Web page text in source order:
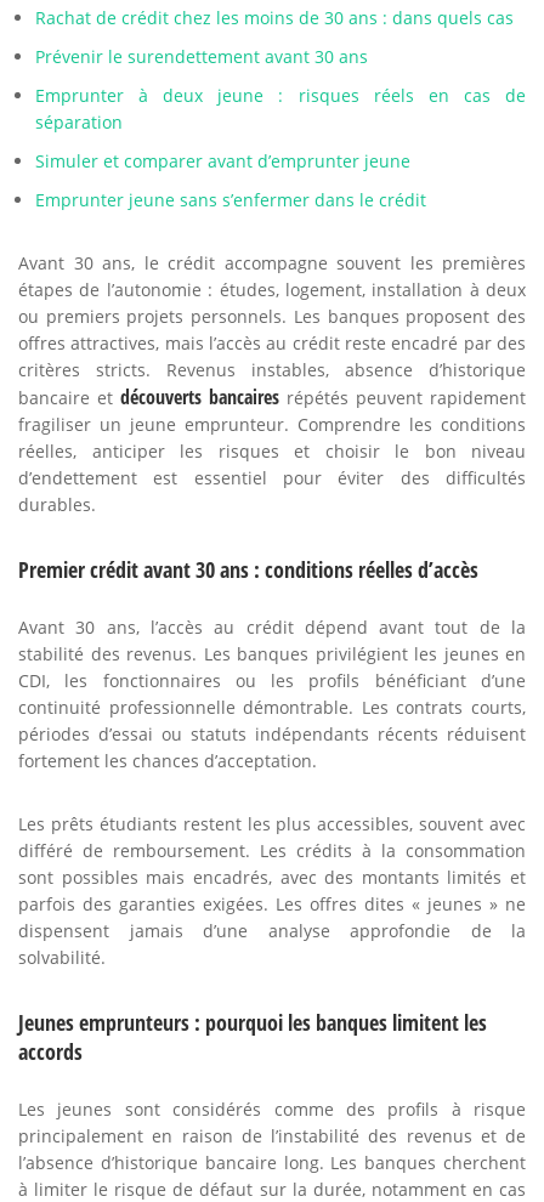
Rachat de crédit chez les moins de 30 ans : dans quels cas
Prévenir le surendettement avant 30 ans
Emprunter à deux jeune : risques réels en cas de
séparation
Simuler et comparer avant d’emprunter jeune
Emprunter jeune sans s’enfermer dans le crédit
Avant 30 ans, le crédit accompagne souvent les premières
étapes de l’autonomie : études, logement, installation à deux
ou premiers projets personnels. Les banques proposent des
offres attractives, mais l’accès au crédit reste encadré par des
critères stricts. Revenus instables, absence d’historique
bancaire et découverts bancaires répétés peuvent rapidement
fragiliser un jeune emprunteur. Comprendre les conditions
réelles, anticiper les risques et choisir le bon niveau
d’endettement est essentiel pour éviter des difficultés
durables.
Premier crédit avant 30 ans : conditions réelles d’accès
Avant 30 ans, l’accès au crédit dépend avant tout de la
stabilité des revenus. Les banques privilégient les jeunes en
CDI, les fonctionnaires ou les profils bénéficiant d’une
continuité professionnelle démontrable. Les contrats courts,
périodes d’essai ou statuts indépendants récents réduisent
fortement les chances d’acceptation.
Les prêts étudiants restent les plus accessibles, souvent avec
différé de remboursement. Les crédits à la consommation
sont possibles mais encadrés, avec des montants limités et
parfois des garanties exigées. Les offres dites « jeunes » ne
dispensent jamais d’une analyse approfondie de la
solvabilité.
Jeunes emprunteurs : pourquoi les banques limitent les
accords
Les jeunes sont considérés comme des profils à risque
principalement en raison de l’instabilité des revenus et de
l’absence d’historique bancaire long. Les banques cherchent
à limiter le risque de défaut sur la durée, notamment en cas